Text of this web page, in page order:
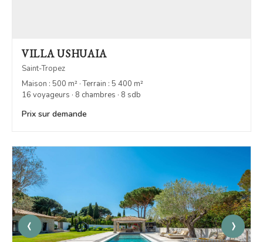
VILLA USHUAIA
Saint-Tropez
Maison : 500 m² · Terrain : 5 400 m²
16 voyageurs · 8 chambres · 8 sdb
Prix sur demande
‹ ›